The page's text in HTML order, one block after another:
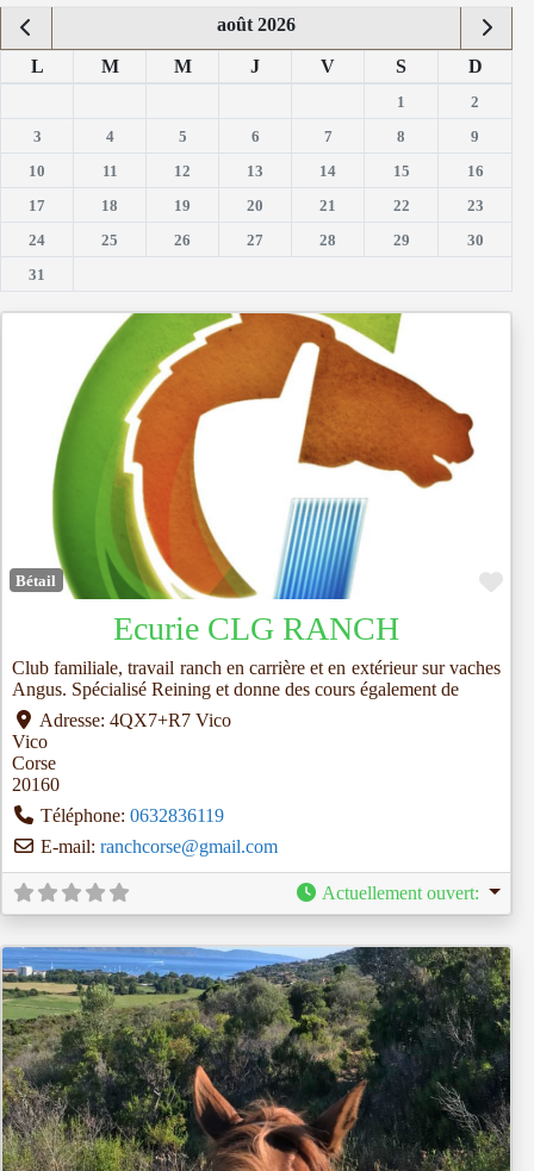
août 2026
L M M J V S D
1
2
3
4 5 6 7 8
9
10
11 12 13 14 15
16
17
18 19 20 21 22
23
24
25 26 27 28 29
30
31
Bétail
Ecurie CLG RANCH
Club familiale, travail ranch en carrière et en extérieur sur vaches
Angus. Spécialisé Reining et donne des cours également de
Adresse: 4QX7+R7 Vico
Vico
Corse
20160
Téléphone: 0632836119
E-mail: ranchcorse@gmail.com
Actuellement ouvert: